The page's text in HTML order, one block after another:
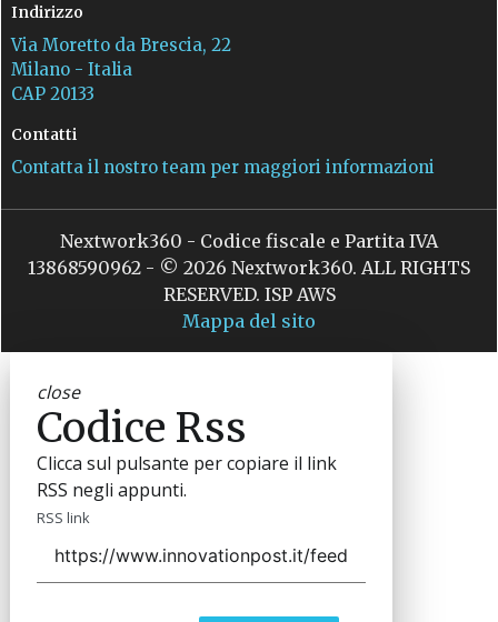
Indirizzo
Via Moretto da Brescia, 22
Milano - Italia
CAP 20133
Contatti
Contatta il nostro team per maggiori informazioni
Nextwork360 - Codice fiscale e Partita IVA
13868590962 - © 2026 Nextwork360. ALL RIGHTS
RESERVED. ISP AWS
Mappa del sito
close
Codice Rss
Clicca sul pulsante per copiare il link
RSS negli appunti.
RSS link